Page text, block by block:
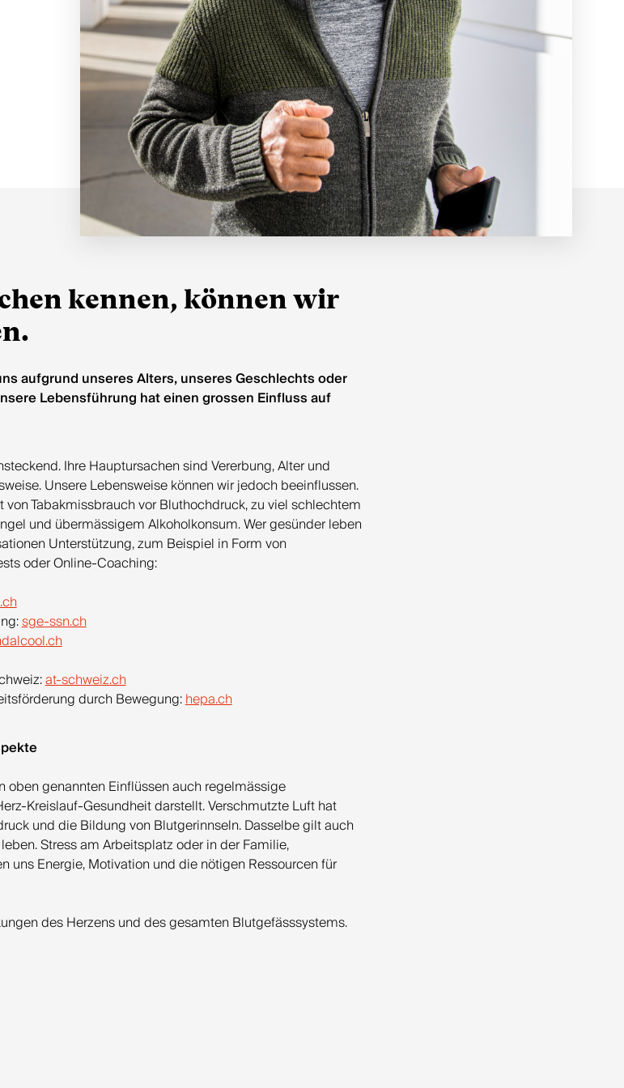
Einen Berater kontaktieren
FAQ
Alle unsere Kategorien
kennen, können wir
aufgrund unseres Alters, unseres Geschlechts oder
Lebensführung hat einen grossen Einfluss auf
Ihre Hauptursachen sind Vererbung, Alter und
Unsere Lebensweise können wir jedoch beeinflussen.
Tabakmissbrauch vor Bluthochdruck, zu viel schlechtem
und übermässigem Alkoholkonsum. Wer gesünder leben
Unterstützung, zum Beispiel in Form von
oder Online-Coaching:
sge-ssn.ch
at-schweiz.ch
durch Bewegung:hepa.ch
oben genannten Einflüssen auch regelmässige
Kreislauf-Gesundheit darstellt. Verschmutzte Luft hat
und die Bildung von Blutgerinnseln. Dasselbe gilt auch
Stress am Arbeitsplatz oder in der Familie,
uns Energie, Motivation und die nötigen Ressourcen für
des Herzens und des gesamten Blutgefässsystems.